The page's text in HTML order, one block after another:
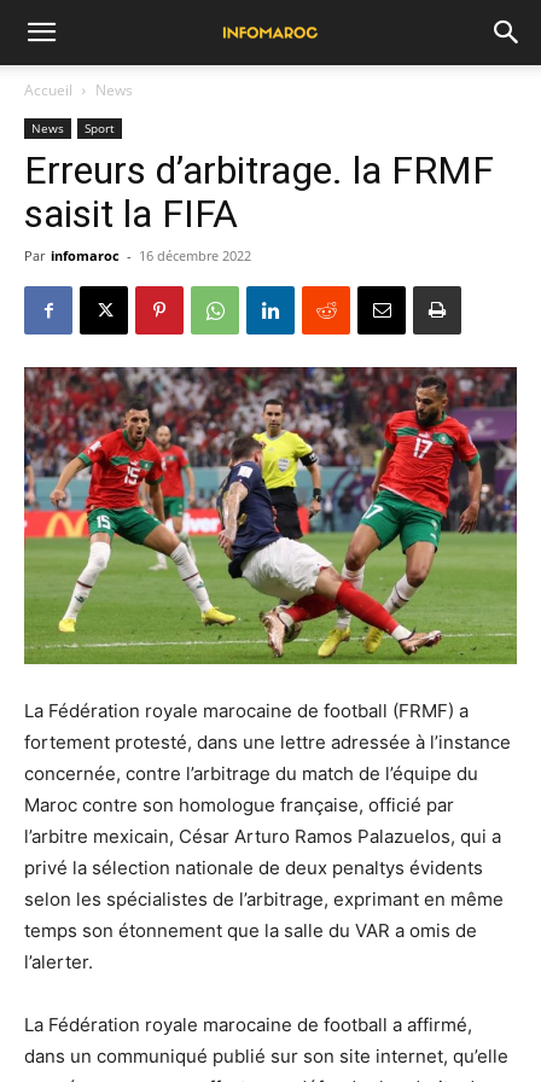
Accueil News
News Sport
Erreurs d’arbitrage. la FRMF
saisit la FIFA
Par infomaroc - 16 décembre 2022
La Fédération royale marocaine de football (FRMF) a
fortement protesté, dans une lettre adressée à l’instance
concernée, contre l’arbitrage du match de l’équipe du
Maroc contre son homologue française, officié par
l’arbitre mexicain, César Arturo Ramos Palazuelos, qui a
privé la sélection nationale de deux penaltys évidents
selon les spécialistes de l’arbitrage, exprimant en même
temps son étonnement que la salle du VAR a omis de
l’alerter.
La Fédération royale marocaine de football a affirmé,
dans un communiqué publié sur son site internet, qu’elle